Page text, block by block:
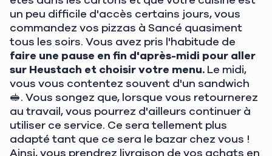
un peu difficile d'accès certains jours, vous
commandez vos pizzas à Sancé quasiment
tous les soirs. Vous avez pris l'habitude de
faire une pause en fin d'après-midi pour aller
sur Heustach et choisir votre menu. Le midi,
vous vous contentez souvent d'un sandwich
🥪. Vous songez que, lorsque vous retournerez
au travail, vous pourrez d'ailleurs continuer à
utiliser ce service. Ce sera tellement plus
adapté tant que ce sera le bazar chez vous !
Ainsi, vous prendrez livraison de vos achats en